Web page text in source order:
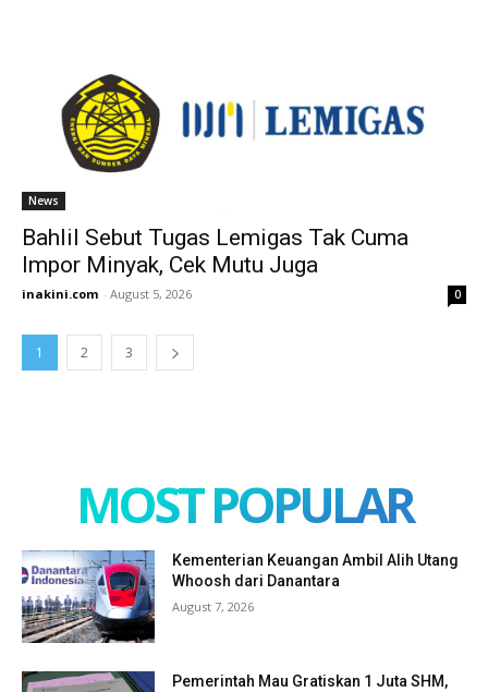
News
Bahlil Sebut Tugas Lemigas Tak Cuma
Impor Minyak, Cek Mutu Juga
inakini.com - August 5, 2026 0
1 2 3
MOST POPULAR
Kementerian Keuangan Ambil Alih Utang
Whoosh dari Danantara
August 7, 2026
Pemerintah Mau Gratiskan 1 Juta SHM,